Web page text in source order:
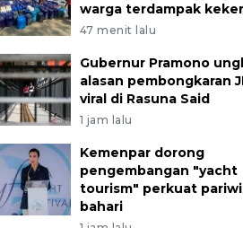
warga terdampak
47 menit lalu
Gubernur Pramono
alasan pembongkaran
viral di Rasuna Said
1 jam lalu
Kemenpar dorong
pengembangan "yacht
tourism" perkuat
bahari